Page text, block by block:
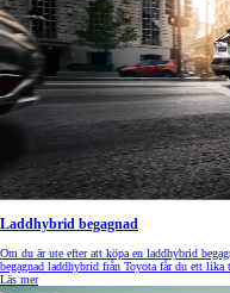
Laddhybrid begagnad
Om du är ute efter att köpa en laddhybrid
begagnad laddhybrid från Toyota får du ett lika
Läs mer